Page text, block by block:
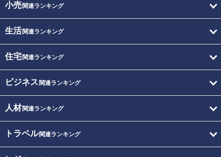
小売関連ランキング
生活関連ランキング
住宅関連ランキング
ビジネス 関連ランキング
人材関連ランキング
トラベル関連ランキング